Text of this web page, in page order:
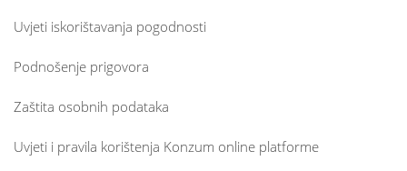
Uvjeti iskorištavanja pogodnosti
Podnošenje prigovora
Zaštita osobnih podataka
Uvjeti i pravila korištenja Konzum online platforme